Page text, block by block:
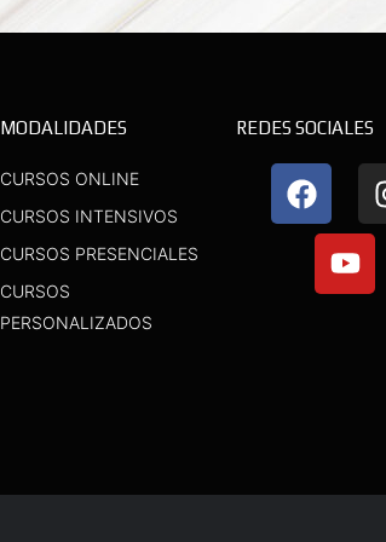
MODALIDADES
CURSOS ONLINE
CURSOS INTENSIVOS
CURSOS PRESENCIALES
CURSOS
PERSONALIZADOS
REDES SOCIALES
F
a
c
b
Y
u
t
u